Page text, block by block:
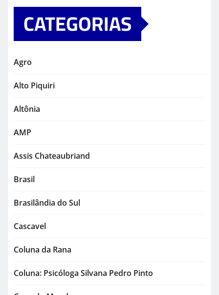
CATEGORIAS
Agro
Alto Piquiri
Altônia
AMP
Assis Chateaubriand
Brasil
Brasilândia do Sul
Cascavel
Coluna da Rana
Coluna: Psicóloga Silvana Pedro Pinto